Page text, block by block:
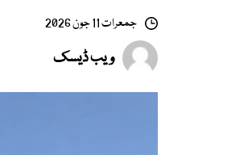
جمعرات 11 جون 2026
ویب ڈیسک